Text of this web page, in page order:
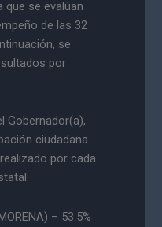
que se evalúan
de las 32
se
por
Gobernador(a),
ciudadana
por cada
– 53.5%